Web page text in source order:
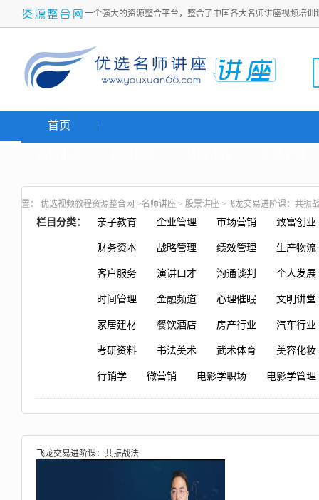
一个强大的资源整合平台，整合了中国各大名师讲座视频培
首页
置： 优选视频教程资源整合网 >名师讲座 > 股票讲座 >飞龙交易进阶课：共振
栏目分类： 亲子教育 企业管理 市场营销 致富创业
财务资本 战略管理 绩效管理 生产物流
客户服务 演讲口才 沟通谈判 个人发展
时间管理 金融频道 心理催眠 文明讲堂
家居建材 餐饮酒店 房产行业 汽车行业
考研资料 书法美术 武术体育 美容化妆
行销学 微营销 电影学职场 电影学管理
飞龙交易进阶课：共振战法